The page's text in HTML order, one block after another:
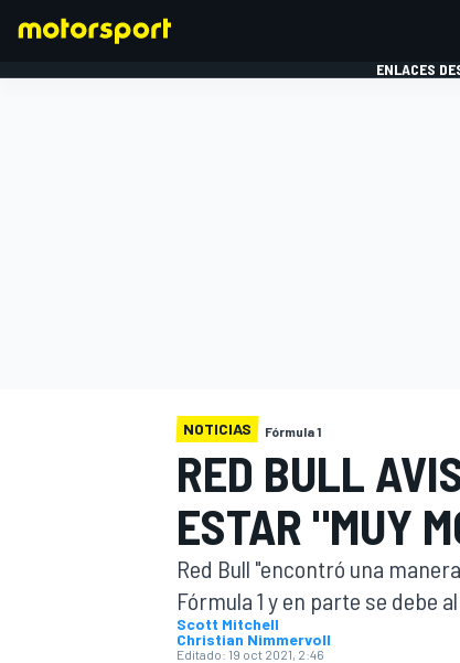
ENLACES
NOTICIAS Fórmula 1
RED BULL
ESTAR "MUY
Red Bull "encontró una
Fórmula 1 y en parte se debe
Scott Mitchell
Christian Nimmervoll
Editado: 19 oct 2021, 2:46